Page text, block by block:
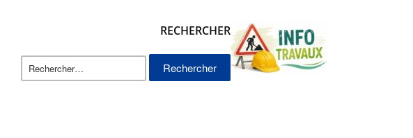
RECHERCHER
Rechercher :